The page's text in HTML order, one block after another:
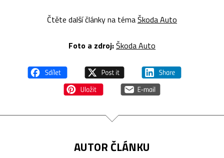
Čtěte další články na témaŠkoda Auto
Foto a zdroj:Škoda Auto
AUTOR ČLÁNKU